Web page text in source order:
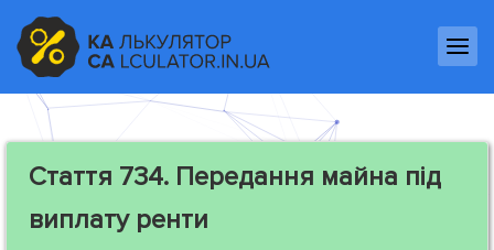
Стаття 734. Передання майна під
виплату ренти